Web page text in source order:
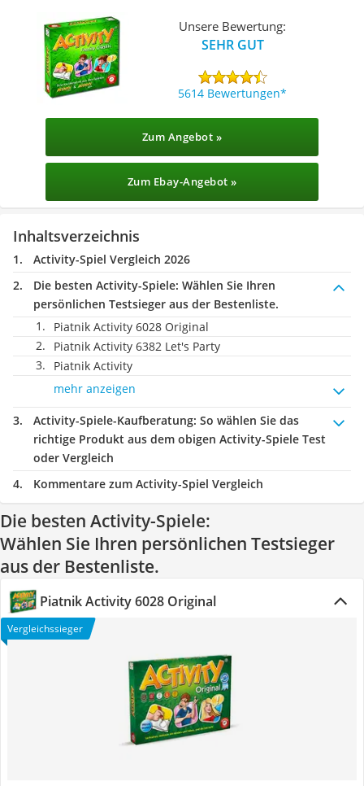
Unsere Bewertung:
SEHR GUT
5614 Bewertungen
Zum Angebot »
Zum Ebay-Angebot »
Inhaltsverzeichnis
Activity-Spiel Vergleich 2026
Die besten Activity-Spiele: Wählen Sie Ihren
persönlichen Testsieger aus der Bestenliste.
Piatnik Activity 6028 Original
Piatnik Activity 6382 Let's Party
Piatnik Activity
mehr anzeigen
Activity-Spiele-Kaufberatung: So wählen Sie das
richtige Produkt aus dem obigen Activity-Spiele Test
oder Vergleich
Kommentare zum Activity-Spiel Vergleich
Die besten Activity-Spiele:
Wählen Sie Ihren persönlichen Testsieger
aus der Bestenliste.
Piatnik Activity 6028 Original
Vergleichssieger